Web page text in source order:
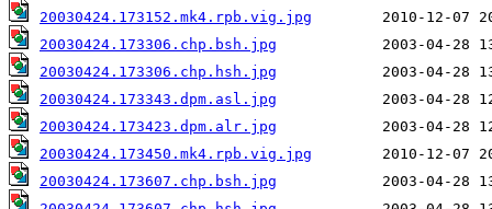
20030424.173152.mk4.rpb.vig.jpg
20030424.173306.chp.bsh.jpg
20030424.173306.chp.hsh.jpg
20030424.173343.dpm.asl.jpg
20030424.173423.dpm.alr.jpg
20030424.173450.mk4.rpb.vig.jpg
20030424.173607.chp.bsh.jpg